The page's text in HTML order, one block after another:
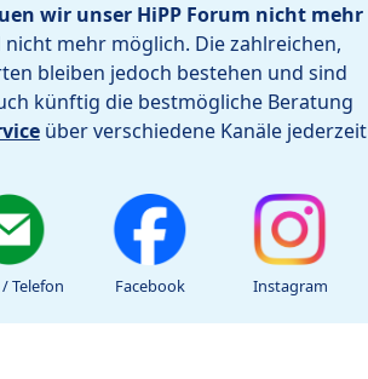
wir unser HiPP Forum nicht mehr
mehr möglich. Die zahlreichen,
bleiben jedoch bestehen und sind
künftig die bestmögliche Beratung
über verschiedene Kanäle jederzeit
Telefon Facebook Instagram